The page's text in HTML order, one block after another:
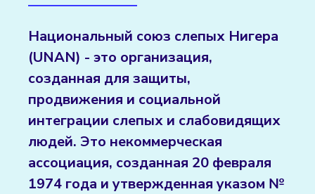
Национальный союз слепых Нигера
(UNAN) - это организация,
созданная для защиты,
продвижения и социальной
интеграции слепых и слабовидящих
людей. Это некоммерческая
ассоциация, созданная 20 февраля
1974 года и утвержденная указом №